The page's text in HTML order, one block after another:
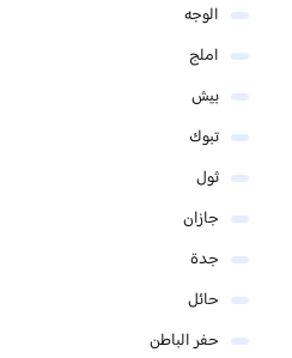
الوجه
املج
بيش
تبوك
ثول
جازان
جدة
حائل
حفر الباطن